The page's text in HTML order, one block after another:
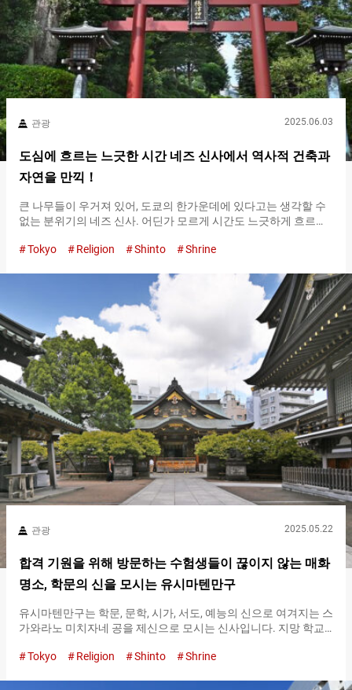
배를 해주세요….
관광 2025.06.03
도심에 흐르는 느긋한 시간 네즈 신사에서 역사적 건축과
자연을 만끽！
큰 나무들이 우거져 있어, 도쿄의 한가운데에 있다고는 생각할 수
없는 분위기의 네즈 신사. 어딘가 모르게 시간도 느긋하게 흐르는
에도 시대 그대로의 장려한 건물 오모테산도의 도리이를 지나 경
존하고 있는 국가의 중요 문화재 중 하나가 이 로우몬입니다. 로우
몬이란 ２층 구조의 문을 말합니다. 로우몬 네즈 신사의 역사는 지
금으로부터 １,９００년 전으로 거슬러 올라갑니다. 당시의 네즈
신사는 지금과는 다른 장소에 위치해 있었습니다. 현재의 네즈 신
사가 있는 곳은 에도 시대의 ６대 쇼군인 도쿠가와 이에노부의 별
장 있던 장소입니다. ５대 쇼군 도쿠가와 츠나요시가 토지를 헌납
하여, １７０６년에 네즈 신사는 현재의 위치로 옮겨졌습니다. 로
우몬을 비롯한 중요 문화재 건물들은 그때 지어졌다고 전해집니
다. 로우몬을 지나면, 눈에 들어오는 것은 정면에 있는 카라몬과 담
입니다. 참배를 할 때,…
Tokyo Religion Shinto Shrine
관광 2025.05.22
합격 기원을 위해 방문하는 수험생들이 끊이지 않는 매화
명소, 학문의 신을 모시는 유시마텐만구
유시마텐만구는 학문, 문학, 시가, 서도, 예능의 신으로 여겨지는 스
가와라노 미치자네 공을 제신으로 모시는 신사입니다. 지망 학교
만 아니라, 매화 명소로도 유명합니다. 경내에서는 매화 문양에 주
Tokyo Religion Shinto Shrine